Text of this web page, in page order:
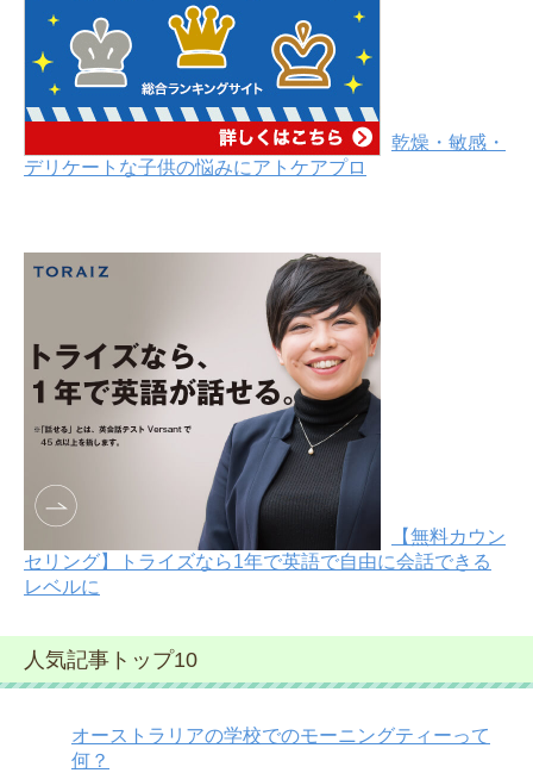
乾燥・敏感・
デリケートな子供の悩みにアトケアプロ
【無料カウン
セリング】トライズなら1年で英語で自由に会話できる
レベルに
人気記事トップ10
オーストラリアの学校でのモーニングティーって
何？